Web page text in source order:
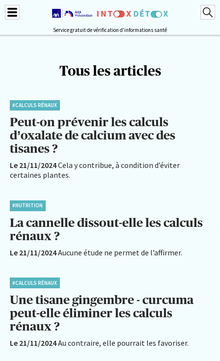
Service gratuit de vérification d'informations santé
Tous les articles
#CALCULS RÉNAUX
Peut-on prévenir les calculs
d’oxalate de calcium avec des
tisanes ?
Le 21/11/2024Cela y contribue, à condition d’éviter
certaines plantes.
#NUTRITION
La cannelle dissout-elle les calculs
rénaux ?
Le 21/11/2024Aucune étude ne permet de l’affirmer.
#CALCULS RÉNAUX
Une tisane gingembre - curcuma
peut-elle éliminer les calculs
rénaux ?
Le 21/11/2024Au contraire, elle pourrait les favoriser.